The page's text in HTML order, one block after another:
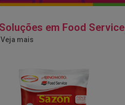
Soluções em Food Service
Veja mais